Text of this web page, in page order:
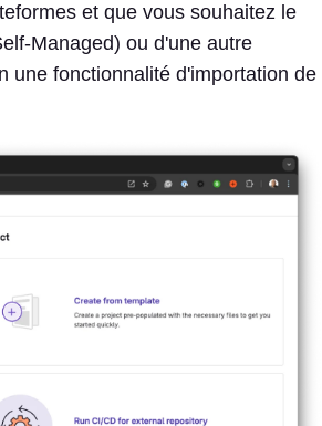
et que vous souhaitez le
Managed) ou d'une autre
une fonctionnalité d'importation de